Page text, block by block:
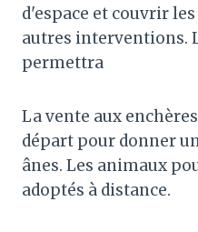
d'espace et couvrir
autres interventions.
permettra
La vente aux
départ pour donner
ânes. Les animaux
adoptés à distance.